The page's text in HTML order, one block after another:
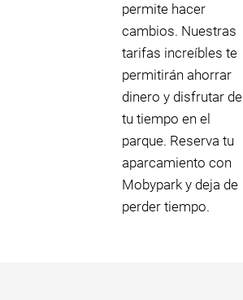
permite hacer
cambios. Nuestras
tarifas increíbles te
permitirán ahorrar
dinero y disfrutar de
tu tiempo en el
parque. Reserva tu
aparcamiento con
Mobypark y deja de
perder tiempo.